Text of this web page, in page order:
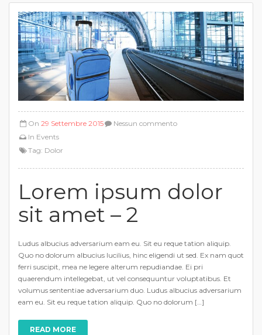
On 29 Settembre 2015
In Events
Tag: Dolor
Nessun commento
Lorem ipsum dolor
sit amet – 2
Ludus albucius adversarium eam eu. Sit eu reque tation aliquip.
Quo no dolorum albucius lucilius, hinc eligendi ut sed. Ex nam quot
ferri suscipit, mea ne legere alterum repudiandae. Ei pri
quaerendum intellegebat, ut vel consequuntur voluptatibus. Et
volumus sententiae adversarium duo. Ludus albucius adversarium
eam eu. Sit eu reque tation aliquip. Quo no dolorum […]
READ MORE